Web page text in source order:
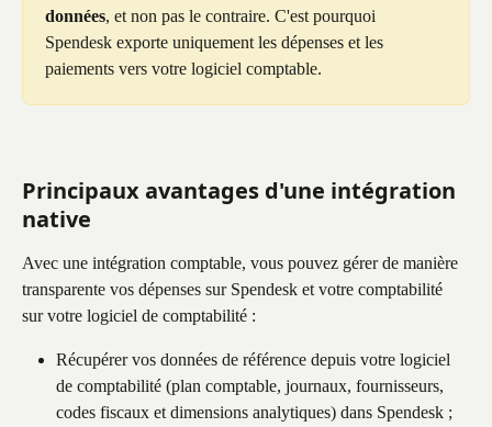
données, et non pas le contraire. C'est pourquoi
Spendesk exporte uniquement les dépenses et les
paiements vers votre logiciel comptable.
Principaux avantages d'une intégration
native
Avec une intégration comptable, vous pouvez gérer de manière
transparente vos dépenses sur Spendesk et votre comptabilité
sur votre logiciel de comptabilité :
Récupérer vos données de référence depuis votre logiciel
de comptabilité (plan comptable, journaux, fournisseurs,
codes fiscaux et dimensions analytiques) dans Spendesk ;